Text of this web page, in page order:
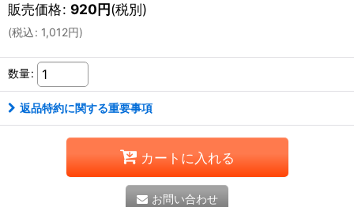
販売価格: 920円(税別)
(税込: 1,012円)
数量:
返品特約に関する重要事項
カートに入れる
お問い合わせ